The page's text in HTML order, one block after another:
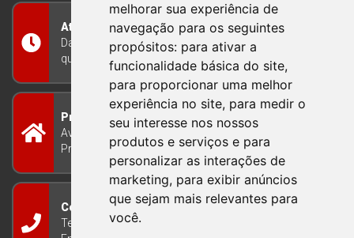
melhorar sua experiência de
navegação para os seguintes
propósitos: para ativar a
funcionalidade básica do site,
para proporcionar uma melhor
experiência no site, para medir o
seu interesse nos nossos
produtos e serviços e para
personalizar as interações de
marketing, para exibir anúncios
que sejam mais relevantes para
você.
Atendimento
Das 8h às 12h e das 13h às 17h30, de segunda a
quinta-feira, e nas sextas-feiras das 7h às 13h
Prefeitura Municipal
Avenida Guilherme Winter 65 - Centro Bom
Princípio/RS - Brasil CEP 95765-000
Contato
Telefone: (51) 3634-8100